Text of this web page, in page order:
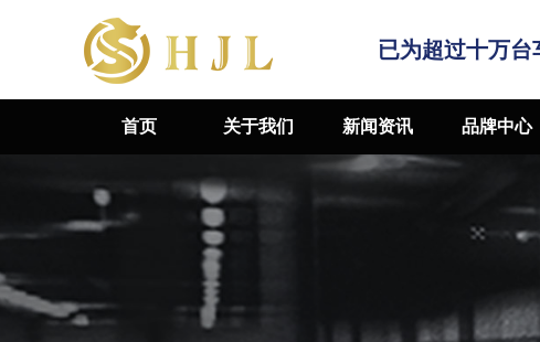
已为超过十万台
首页 关于我们 新闻资讯 品牌中心